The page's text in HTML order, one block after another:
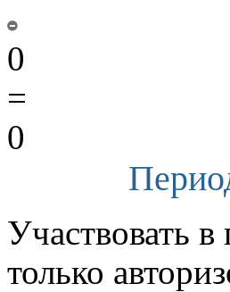
0
=
0
Участвовать
только